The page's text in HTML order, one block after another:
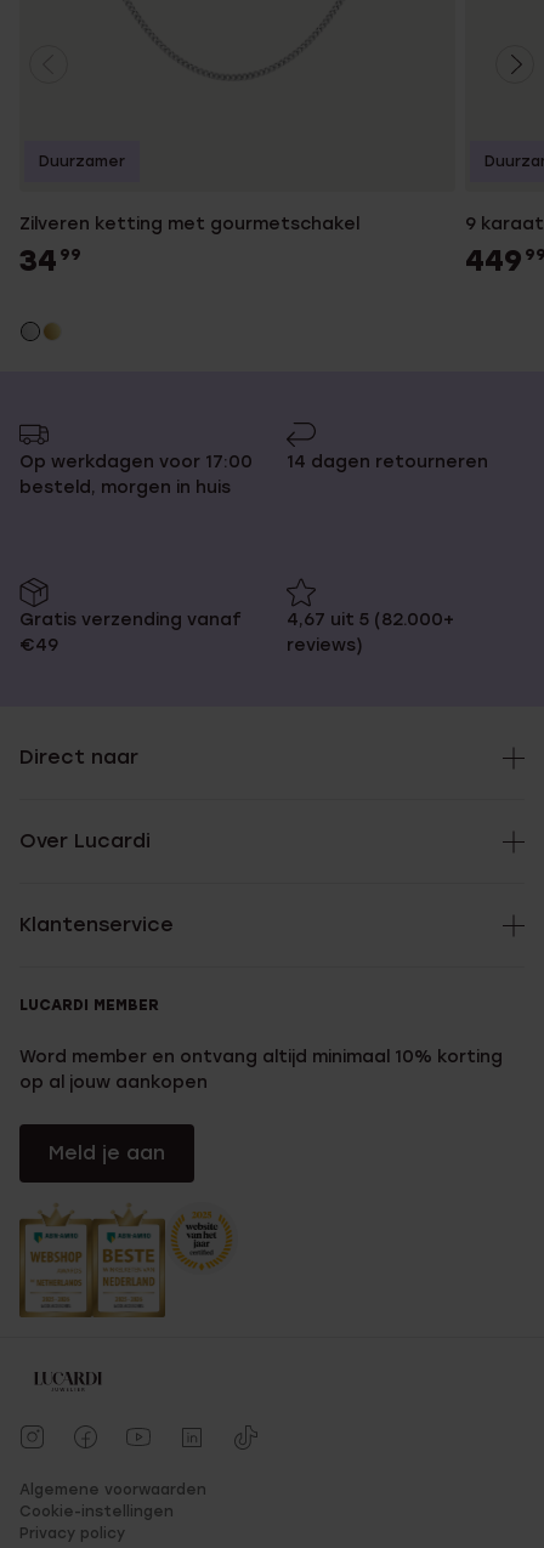
Zilveren ketting met gourmetschakel
34 99
Duurzamer
9
449
Op werkdagen voor 17:00
besteld, morgen in huis
14 dagen retourneren
Gratis verzending vanaf
€49
4,67 uit 5 (82.000+
reviews)
Direct naar
Over Lucardi
Klantenservice
LUCARDI MEMBER
Word member en ontvang altijd minimaal 10% korting
op al jouw aankopen
Meld je aan
Algemene voorwaarden
Cookie-instellingen
Privacy policy